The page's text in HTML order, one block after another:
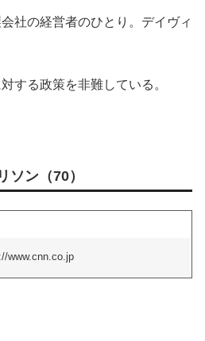
社の経営者のひとり。デイヴィ
する政策を非難している。
ン（70）
www.cnn.co.jp